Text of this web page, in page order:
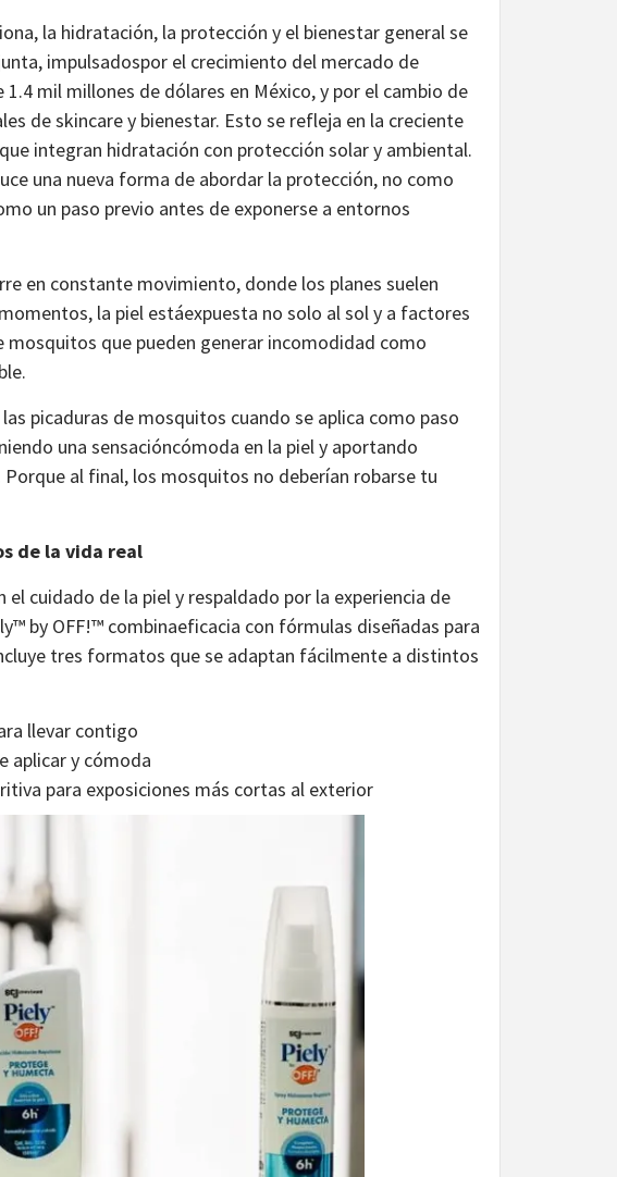
la hidratación, la protección y el bienestar general se
impulsadospor el crecimiento del mercado de
mil millones de dólares en México, y por el cambio de
de skincare y bienestar. Esto se refleja en la creciente
integran hidratación con protección solar y ambiental.
una nueva forma de abordar la protección, no como
un paso previo antes de exponerse a entornos
en constante movimiento, donde los planes suelen
la piel estáexpuesta no solo al sol y a factores
mosquitos que pueden generar incomodidad como
picaduras de mosquitos cuando se aplica como paso
una sensacióncómoda en la piel y aportando
al final, los mosquitos no deberían robarse tu
de la vida real
cuidado de la piel y respaldado por la experiencia de
by OFF!™ combinaeficacia con fórmulas diseñadas para
tres formatos que se adaptan fácilmente a distintos
llevar contigo
aplicar y cómoda
para exposiciones más cortas al exterior